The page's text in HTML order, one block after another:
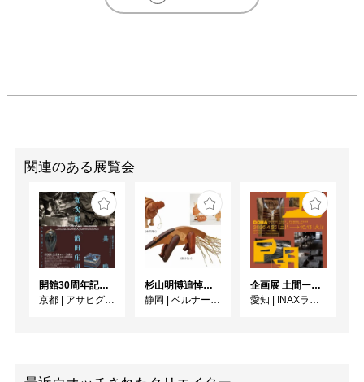
関連のある展覧会
開館30周年記念 山本爲三郎・河井寬次郎没後60年記念 「共鳴 河井寬次郎 × 濱田庄司 ー山本爲三郎コレクションより」
京都 | アサヒグループ大山崎山荘美術館
杉山明博追悼展 木とわたし―木工の妙技と美術教育
静岡 | ベルナール・ビュフェ美術館
企画展 土間ーつくって、つかって、再発見ー
愛知 | INAXライブミュージアム